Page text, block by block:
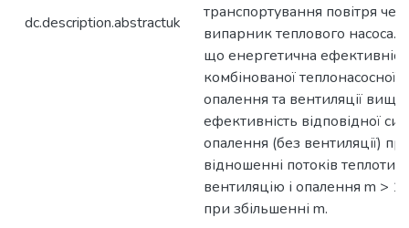
dc.description.abstractuk
транспортування повітря
випарник теплового насоса.
що енергетична
комбінованої теплонасосної
опалення та вентиляції вища
ефективність відповідної
опалення (без вентиляції)
відношенні потоків теплоти
вентиляцію і опалення m > 1
при збільшенні m.